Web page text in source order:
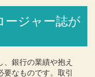
ージャー誌が
銀行の業績や抱え
要なものです。取引